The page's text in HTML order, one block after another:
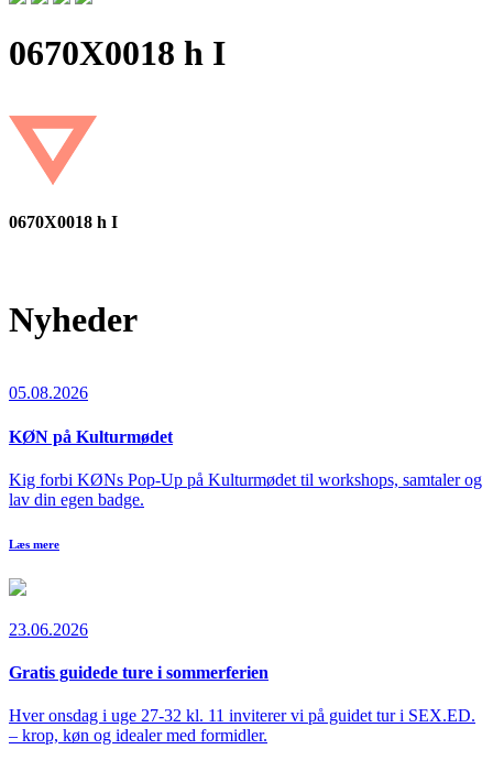
0670X0018 h I
0670X0018 h I
Nyheder
05.08.2026
KØN på Kulturmødet
Kig forbi KØNs Pop-Up på Kulturmødet til workshops, samtaler og
lav din egen badge.
Læs mere
23.06.2026
Gratis guidede ture i sommerferien
Hver onsdag i uge 27-32 kl. 11 inviterer vi på guidet tur i SEX.ED.
– krop, køn og idealer med formidler.